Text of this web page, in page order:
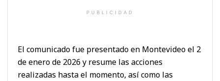
PUBLICIDAD
El comunicado fue presentado en Montevideo el 2
de enero de 2026 y resume las acciones
realizadas hasta el momento, así como las